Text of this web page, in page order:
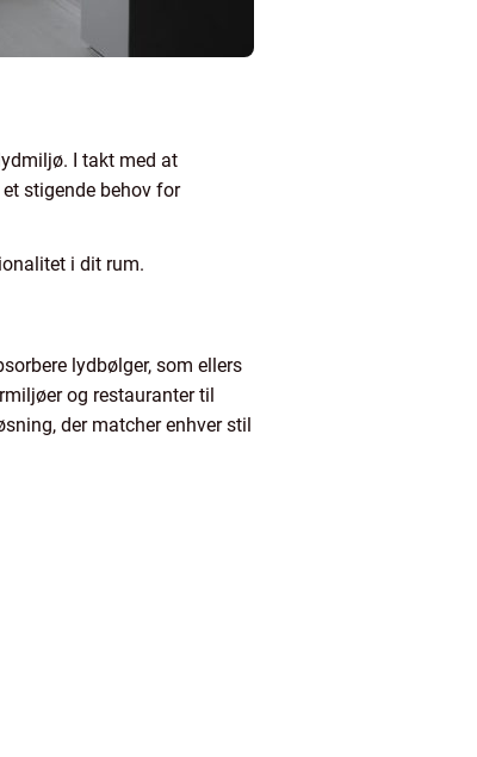
I takt med at
stigende behov for
i dit rum.
lydbølger, som ellers
og restauranter til
der matcher enhver stil